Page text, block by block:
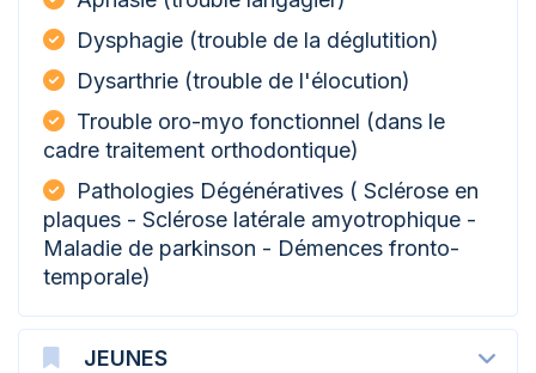
Dysphagie (trouble de la déglutition)
Dysarthrie (trouble de l'élocution)
Trouble oro-myo fonctionnel (dans le
cadre traitement orthodontique)
Pathologies Dégénératives ( Sclérose en
plaques - Sclérose latérale amyotrophique -
Maladie de parkinson - Démences fronto-
temporale)
JEUNES